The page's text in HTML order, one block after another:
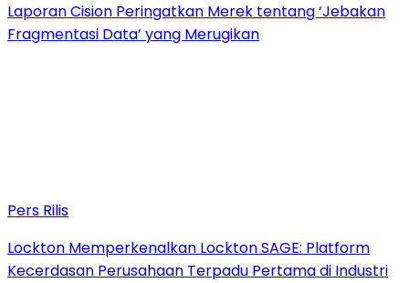
Laporan Cision Peringatkan Merek tentang ‘Jebakan
Fragmentasi Data’ yang Merugikan
Pers Rilis
Lockton Memperkenalkan Lockton SAGE: Platform
Kecerdasan Perusahaan Terpadu Pertama di Industri